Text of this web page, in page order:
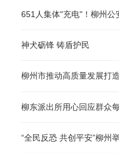
651人集体"充电"！柳州公
神犬砺锋 铸盾护民
柳州市推动高质量发展打
柳东派出所用心回应群众
“全民反恐 共创平安”柳州